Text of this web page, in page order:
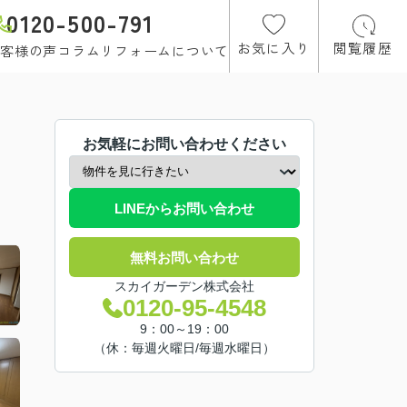
0120-500-791
様の声コラム リフォームについて お気に入り 閲覧履歴
お気軽にお問い合わせください
LINEからお問い合わせ
無料お問い合わせ
スカイガーデン株式会社
0120-95-4548
9：00～19：00
（休：毎週火曜日/毎週水曜日）